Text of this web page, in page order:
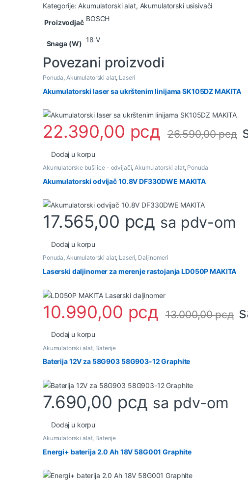
Kategorije: Akumulatorski alat, Akumulatorski usisivači
Proizvodjač BOSCH
Snaga (W) 18 V
Povezani proizvodi
Ponuda, Akumulatorski alat, Laseri
Akumulatorski laser sa ukrštenim linijama SK105DZ MAKITA
22.390,00 рсд 26.590,00рсд
Dodaj u korpu
Akumulatorske bušilice - odvijači,Akumulatorski alat, Ponuda
Akumulatorski odvijač 10.8V DF330DWE MAKITA
17.565,00 рсд sa pdv-om
Dodaj u korpu
Ponuda, Akumulatorski alat, Laseri, Daljinomeri
Laserski daljinomer za merenje rastojanja LD050P MAKITA
10.990,00 рсд 13.000,00рсд
Dodaj u korpu
Akumulatorski alat, Baterije
Baterija 12V za 58G903 58G903-12 Graphite
7.690,00 рсд sa pdv-om
Dodaj u korpu
Akumulatorski alat, Baterije
Energi+ baterija 2.0 Ah 18V 58G001 Graphite